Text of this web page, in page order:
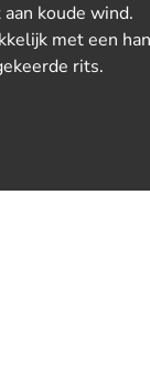
koude wind.
met een
rits.